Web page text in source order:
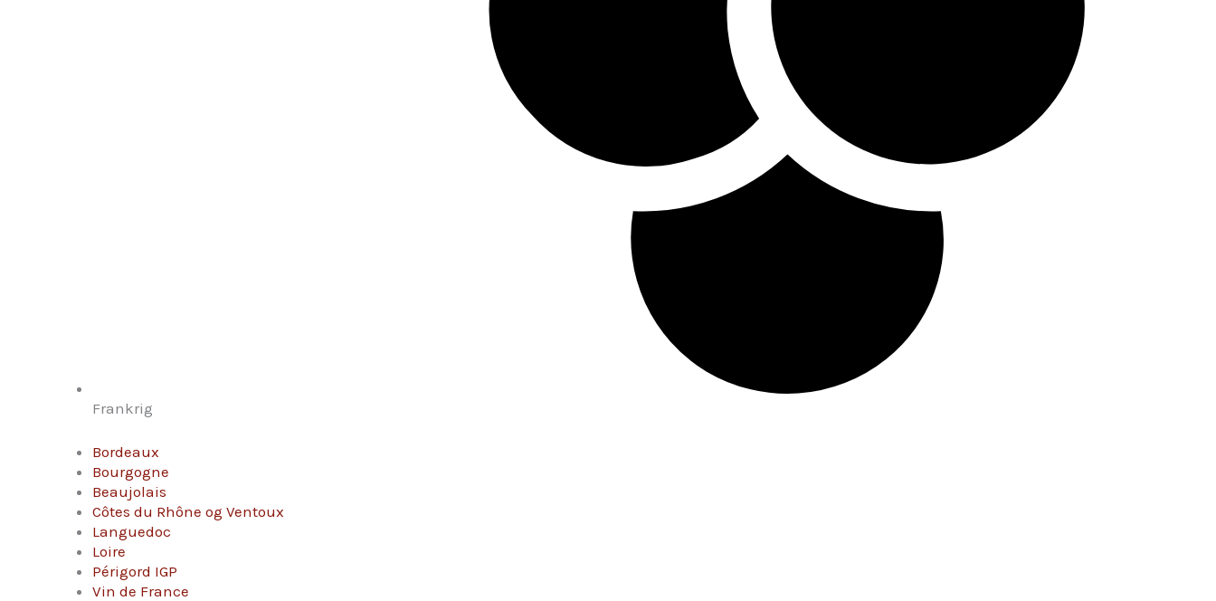
Frankrig
Bordeaux
Bourgogne
Beaujolais
Côtes du Rhône og Ventoux
Languedoc
Loire
Périgord IGP
Vin de France